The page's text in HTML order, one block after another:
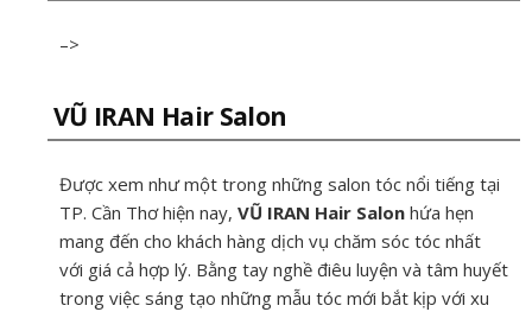
–>
VŨ IRAN Hair Salon
Được xem như một trong những salon tóc nổi tiếng tại
TP. Cần Thơ hiện nay, VŨ IRAN Hair Salon hứa hẹn
mang đến cho khách hàng dịch vụ chăm sóc tóc nhất
với giá cả hợp lý. Bằng tay nghề điêu luyện và tâm huyết
trong việc sáng tạo những mẫu tóc mới bắt kịp với xu